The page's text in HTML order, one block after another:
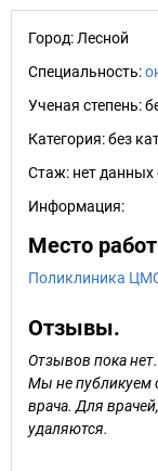
Город: Лесной
Специальность:
Ученая степень:
Категория:без
Стаж: нет данных
Информация:
Место
Поликлиника
Отзывы.
Отзывов пока нет.
Мы не публикуем
врача. Для
удаляются.